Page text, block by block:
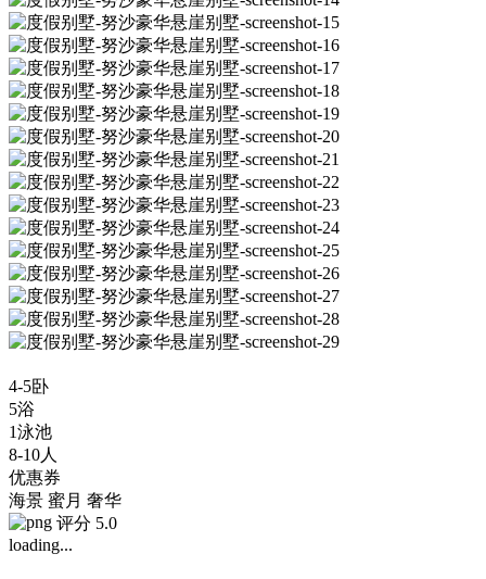
4-5卧
5浴
1泳池
8-10人
优惠券
海景 蜜月 奢华
评分 5.0
loading...